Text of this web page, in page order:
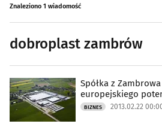
Znaleziono 1 wiadomość
dobroplast zambrów
Spółka z
europejskiego
BIZNES 2013.02.22